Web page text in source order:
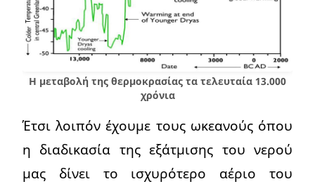
Η μεταβολή της θερμοκρασίας τα τελευταία 13.000
χρόνια
Έτσι λοιπόν έχουμε τους ωκεανούς όπου
η διαδικασία της εξάτμισης του νερού
μας δίνει το ισχυρότερο αέριο του